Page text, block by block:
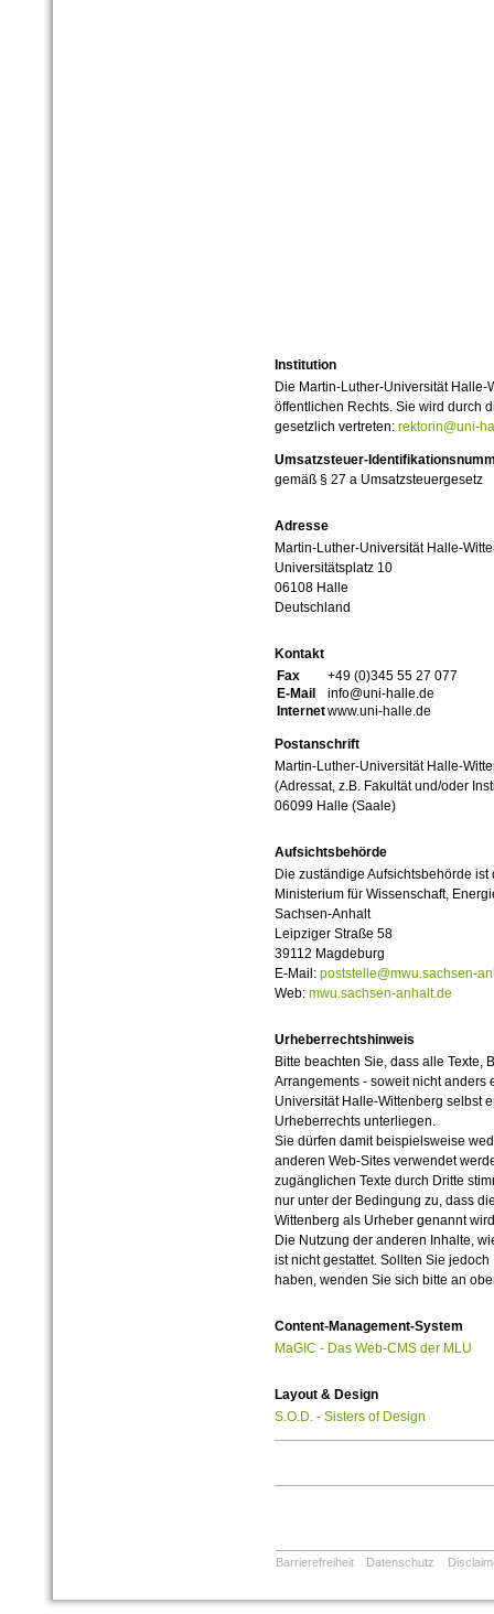
Institution
Die Martin-Luther-Universität
öffentlichen Rechts. Sie wird durch
gesetzlich vertreten: rektorin@uni-
Umsatzsteuer-
gemäß § 27 a Umsatzsteuergesetz
Adresse
Martin-Luther-Universität Halle-
Universitätsplatz 10
06108 Halle
Deutschland
Kontakt
Fax
+49 (0)345 55 27 077
E-Mail
info@uni-halle.de
Internetwww.uni-halle.de
Postanschrift
Martin-Luther-Universität Halle-
(Adressat, z.B. Fakultät und/oder
06099 Halle (Saale)
Aufsichtsbehörde
Die zuständige Aufsichtsbehörde ist
Ministerium für Wissenschaft,
Sachsen-Anhalt
Leipziger Straße 58
39112 Magdeburg
E-Mail: poststelle@mwu.sachsen-
Web: mwu.sachsen-anhalt.de
Urheberrechtshinweis
Bitte beachten Sie, dass alle Texte,
Arrangements - soweit nicht anders
Universität Halle-Wittenberg selbst
Urheberrechts unterliegen.
Sie dürfen damit beispielsweise
anderen Web-Sites verwendet
zugänglichen Texte durch Dritte
nur unter der Bedingung zu, dass
Wittenberg als Urheber genannt
Die Nutzung der anderen Inhalte,
ist nicht gestattet. Sollten Sie
haben, wenden Sie sich bitte an
Content-Management-System
MaGIC - Das Web-CMS der MLU
Layout & Design
S.O.D. - Sisters of Design
Barrierefreiheit Datenschutz